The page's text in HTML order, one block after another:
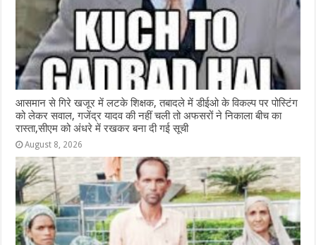
आसमान से गिरे खजूर में लटके शिक्षक, तबादले में डीईओ के विकल्प पर पोस्टिंग
को लेकर सवाल, गजेंद्र यादव की नहीं चली तो अफसरों ने निकाला बीच का
रास्ता,सीएम को अंधरे में रखकर बना दी गई सूची
August 8, 2026